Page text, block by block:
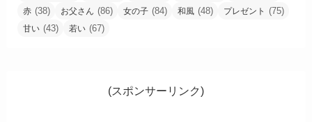
赤 (38) お父さん (86) 女の子 (84) 和風 (48) プレゼント (75)
甘い (43) 若い (67)
(スポンサーリンク)